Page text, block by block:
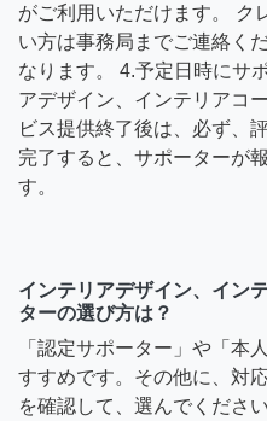
がご利用いただけます。 ク
い方は事務局までご連絡く
なります。 4.予定日時にサ
アデザイン、インテリアコ
ビス提供終了後は、必ず、
完了すると、サポーターが
す。
インテリアデザイン、イン
ターの選び方は？
「認定サポーター」や「本
すすめです。その他に、対
を確認して、選んでください